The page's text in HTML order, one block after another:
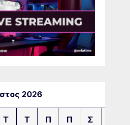
2026
Τ Τ Π Π Σ